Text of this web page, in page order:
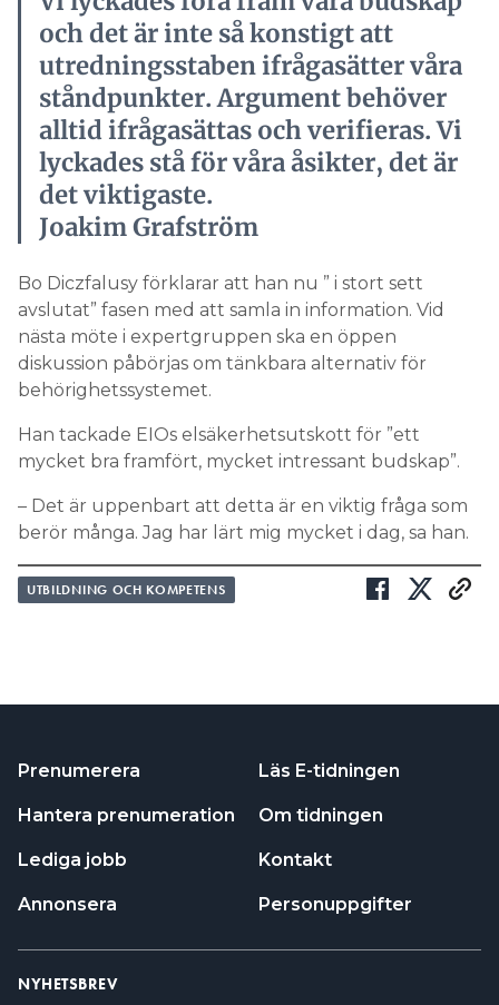
och det är inte så konstigt att
utredningsstaben ifrågasätter våra
ståndpunkter. Argument behöver
alltid ifrågasättas och verifieras. Vi
lyckades stå för våra åsikter, det är
det viktigaste.
Joakim Grafström
Bo Diczfalusy förklarar att han nu ” i stort sett
avslutat” fasen med att samla in information. Vid
nästa möte i expertgruppen ska en öppen
diskussion påbörjas om tänkbara alternativ för
behörighetssystemet.
Han tackade EIOs elsäkerhetsutskott för ”ett
mycket bra framfört, mycket intressant budskap”.
– Det är uppenbart att detta är en viktig fråga som
berör många. Jag har lärt mig mycket i dag, sa han.
UTBILDNING OCH KOMPETENS
Prenumerera
Hantera prenumeration
Lediga jobb
Annonsera
Läs E-tidningen
Om tidningen
Kontakt
Personuppgifter
NYHETSBREV